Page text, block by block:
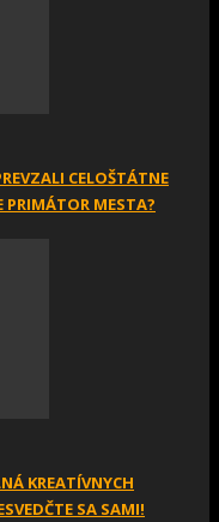
CELOŠTÁTNE
PRIMÁTOR MESTA?
KREATÍVNYCH
SA SAMI!